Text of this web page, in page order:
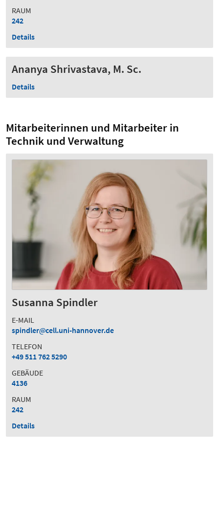
RAUM
242
Details
Ananya Shrivastava, M. Sc.
Details
Mitarbeiterinnen und Mitarbeiter in
Technik und Verwaltung
Susanna Spindler
E-MAIL
spindler
cell.uni-hannover.de
TELEFON
+49 511 762 5290
GEBÄUDE
4136
RAUM
242
Details